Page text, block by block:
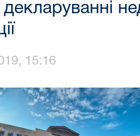
15:16